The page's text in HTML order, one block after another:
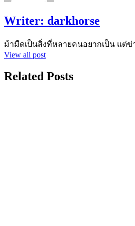
Writer: darkhorse
ม้ามืดเป็นสิ่งที่หลายคนอยากเป็น แต่
View all post
Related Posts